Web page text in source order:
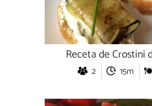
Receta de Crostini
2 15m